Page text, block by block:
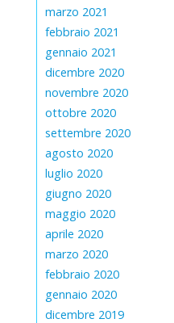
marzo 2021
febbraio 2021
gennaio 2021
dicembre 2020
novembre 2020
ottobre 2020
settembre 2020
agosto 2020
luglio 2020
giugno 2020
maggio 2020
aprile 2020
marzo 2020
febbraio 2020
gennaio 2020
dicembre 2019